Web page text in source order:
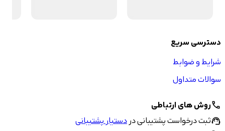
دسترسی سریع
شرایط و ضوابط
سوالات متداول
callروش های ارتباطی
support_agentثبت درخواست پشتیبانی دردستیار پشتیبانی